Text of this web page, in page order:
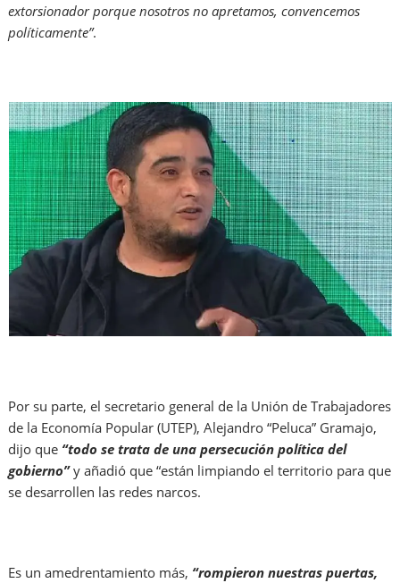
extorsionador porque nosotros no apretamos, convencemos
políticamente”.
Por su parte, el secretario general de la Unión de Trabajadores
de la Economía Popular (UTEP), Alejandro “Peluca” Gramajo,
dijo que “todo se trata de una persecución política del
gobierno”y añadió que “están limpiando el territorio para que
se desarrollen las redes narcos.
Es un amedrentamiento más, “rompieron nuestras puertas,